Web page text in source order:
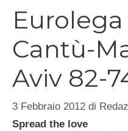
Cantù-
Aviv 82-
3 Febbraio 2012 di
Spread the love